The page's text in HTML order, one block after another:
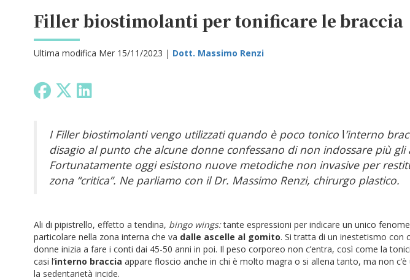
Filler biostimolanti per tonificare le braccia
Ultima modifica Mer 15/11/2023 | Dott. Massimo Renzi
I Filler biostimolanti vengo utilizzati quando è poco tonico l’interno
disagio al punto che alcune donne confessano di non indossare più gli
Fortunatamente oggi esistono nuove metodiche non invasive per
zona “critica”. Ne parliamo con il Dr. Massimo Renzi, chirurgo plastico.
Ali di pipistrello, effetto a tendina, bingo wings:tante espressioni per indicare un unico
particolare nella zona interna che va dalle ascelle al gomito. Si tratta di un inestetismo con
donne inizia a fare i conti dai 45-50 anni in poi. Il peso corporeo non c’entra, così come la
casi l’interno braccia appare floscio anche in chi è molto magra o si allena tanto, ma non
la sedentarietà incide.